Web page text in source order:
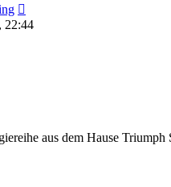
Beitrag
22:44
aus dem Hause